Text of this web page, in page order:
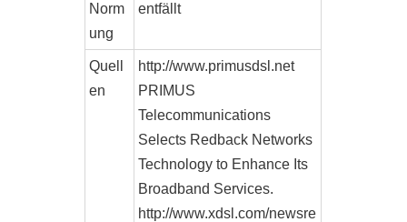
Norm
ung
entfällt
Quell
en
http://www.primusdsl.net
PRIMUS
Telecommunications
Selects Redback Networks
Technology to Enhance Its
Broadband Services.
http://www.xdsl.com/newsre